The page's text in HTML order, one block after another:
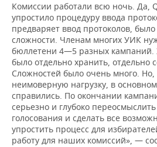
Комиссии работали всю ночь. Да,
упростило процедуру ввода
предваряет ввод протоколов,
сложности. Членам многих УИК
бюллетени 4—5 разных
было отдельно хранить, отдельно
Сложностей было очень много. Но,
неимоверную нагрузку, в
справились. По окончании
серьезно и глубоко
голосования и сделать все
упростить процесс для
работу для наших комиссий», —